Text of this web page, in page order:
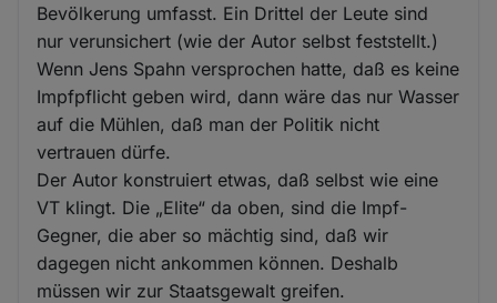
Bevölkerung umfasst. Ein Drittel der Leute sind
nur verunsichert (wie der Autor selbst feststellt.)
Wenn Jens Spahn versprochen hatte, daß es keine
Impfpflicht geben wird, dann wäre das nur Wasser
auf die Mühlen, daß man der Politik nicht
vertrauen dürfe.
Der Autor konstruiert etwas, daß selbst wie eine
VT klingt. Die „Elite“ da oben, sind die Impf-
Gegner, die aber so mächtig sind, daß wir
dagegen nicht ankommen können. Deshalb
müssen wir zur Staatsgewalt greifen.